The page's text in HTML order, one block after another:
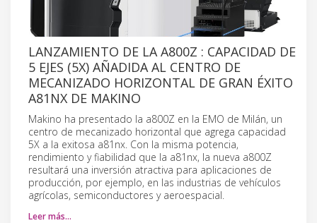
LANZAMIENTO DE LA A800Z : CAPACIDAD DE
5 EJES (5X) AÑADIDA AL CENTRO DE
MECANIZADO HORIZONTAL DE GRAN ÉXITO
A81NX DE MAKINO
Makino ha presentado la a800Z en la EMO de Milán, un
centro de mecanizado horizontal que agrega capacidad
5X a la exitosa a81nx. Con la misma potencia,
rendimiento y fiabilidad que la a81nx, la nueva a800Z
resultará una inversión atractiva para aplicaciones de
producción, por ejemplo, en las industrias de vehículos
agrícolas, semiconductores y aeroespacial.
Leer más…